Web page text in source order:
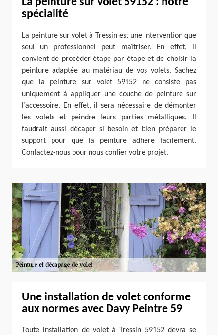
La peinture sur volet 59152 : notre
spécialité
La peinture sur volet à Tressin est une intervention que
seul un professionnel peut maîtriser. En effet, il
convient de procéder étape par étape et de choisir la
peinture adaptée au matériau de vos volets. Sachez
que la peinture sur volet 59152 ne consiste pas
uniquement à appliquer une couche de peinture sur
l’accessoire. En effet, il sera nécessaire de démonter
les volets et peindre leurs parties métalliques. Il
faudrait aussi décaper si besoin et bien préparer le
support pour que la peinture adhère facilement.
Contactez-nous pour nous confier votre projet.
Une installation de volet conforme
aux normes avec Davy Peintre 59
Toute installation de volet à Tressin 59152 devra se